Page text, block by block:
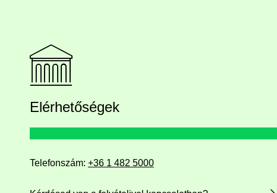
Elérhetőségek
Telefonszám: +36 1 482 5000